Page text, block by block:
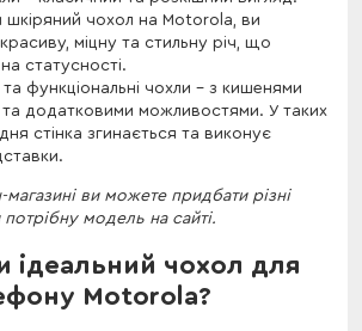
чохол на Motorola, ви
міцну та стильну річ, що
статусності.
та функціональні чохли – з кишенями
та додатковими можливостями. У таких
стінка згинається та виконує
ви можете придбати різні
модель на сайті.
ідеальний чохол для
Motorola?